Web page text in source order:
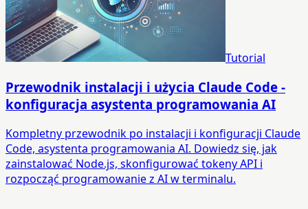
Tutorial
Przewodnik instalacji i użycia Claude Code -
konfiguracja asystenta programowania AI
Kompletny przewodnik po instalacji i konfiguracji Claude
Code, asystenta programowania AI. Dowiedz się, jak
zainstalować Node.js, skonfigurować tokeny API i
rozpocząć programowanie z AI w terminalu.